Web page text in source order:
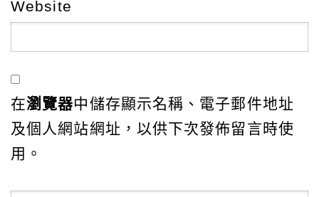
Website
在瀏覽器中儲存顯示名稱、電子郵件地址
及個人網站網址，以供下次發佈留言時使
用。